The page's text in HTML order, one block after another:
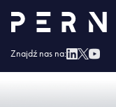
Znajdź nas na:
Strona główna »Naftor